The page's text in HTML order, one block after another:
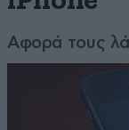
Αφορά τους